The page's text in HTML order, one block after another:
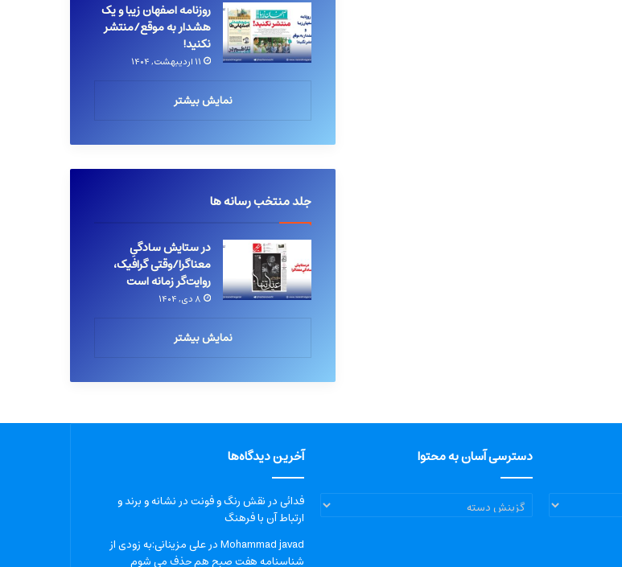
روزنامه اصفهان زیبا و یک
هشدار به موقع/منتشر
نکنید!
۱۱ اردیبهشت, ۱۴۰۴
نمایش بیشتر
جلد منتخب رسانه ها
در ستایش سادگیِ
معناگرا/وقتی گرافیک،
روایت‌گر زمانه است
۸ دی, ۱۴۰۴
نمایش بیشتر
دسترسی آسان به محتوا
دسترسی
آسان
آخرین دیدگاه‌ها
فدائیدرنقش رنگ و فونت در نشانه و برند و
ارتباط آن با فرهنگ
Mohammad javadدرعلی مزینانی:به زودی از
شناسنامه هفت صبح هم حذف می شوم